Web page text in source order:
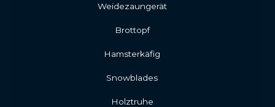
Weidezaungerät
Brottopf
Hamsterkäfig
Snowblades
Holztruhe